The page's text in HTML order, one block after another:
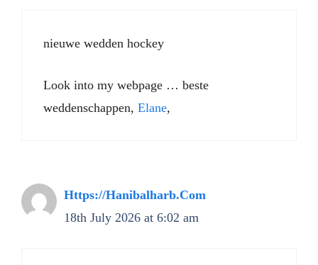
nieuwe wedden hockey
Look into my webpage … beste
weddenschappen, Elane,
Https://Hanibalharb.Com
18th July 2026 at 6:02 am